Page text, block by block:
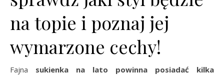
na topie i poznaj jej
wymarzone cechy!
Fajna sukienka na lato powinna posiadać kilka